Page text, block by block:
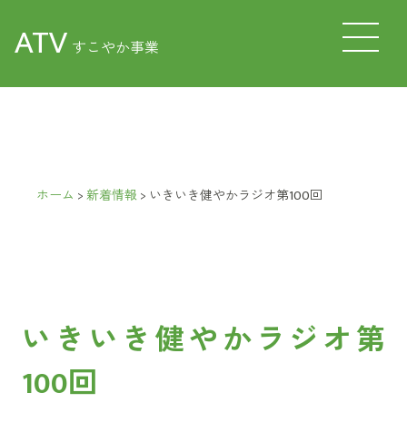
ATV すこやか事業
ホーム >新着情報> いきいき健やかラジオ第100回
いきいき健やかラジオ第
100回